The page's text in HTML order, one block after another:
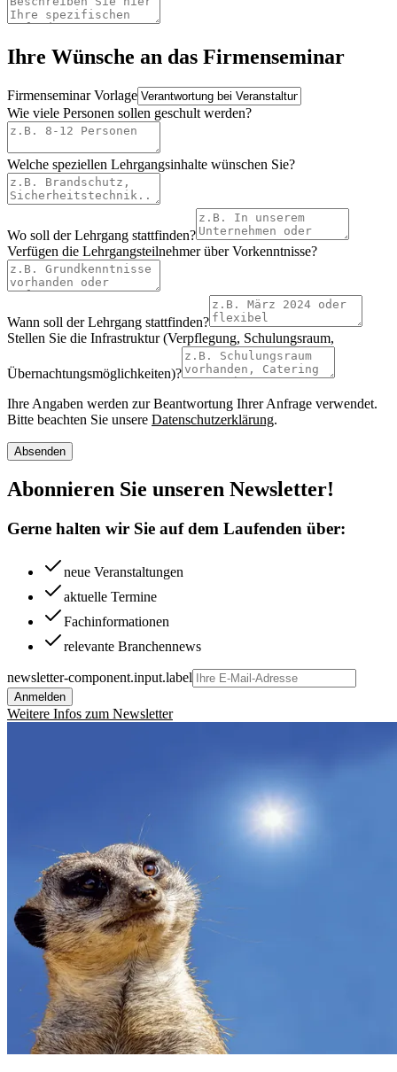
Ihre Wünsche an das Firmenseminar
Firmenseminar Vorlage
Wie viele Personen sollen geschult werden?
Welche speziellen Lehrgangsinhalte wünschen Sie?
Wo soll der Lehrgang stattfinden?
Verfügen die Lehrgangsteilnehmer über Vorkenntnisse?
Wann soll der Lehrgang stattfinden?
Stellen Sie die Infrastruktur (Verpflegung, Schulungsraum,
Übernachtungsmöglichkeiten)?
Ihre Angaben werden zur Beantwortung Ihrer Anfrage verwendet.
Bitte beachten Sie unsere Datenschutzerklärung.
Absenden
Abonnieren Sie unseren Newsletter!
Gerne halten wir Sie auf dem Laufenden über:
neue Veranstaltungen
aktuelle Termine
Fachinformationen
relevante Branchennews
newsletter-component.input.label
Anmelden
Weitere Infos zum Newsletter